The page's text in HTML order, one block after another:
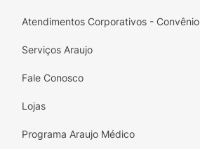
Atendimentos Corporativos - Convênio
Serviços Araujo
Fale Conosco
Lojas
Programa Araujo Médico